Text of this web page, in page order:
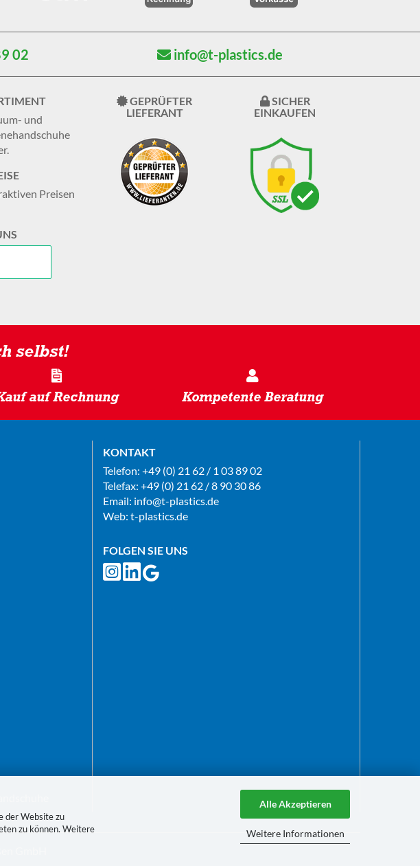
der Website zu
zu können. Weitere
Alle Akzeptieren
Weitere Informationen
02 info@t-plastics.de
und
Preisen
GEPRÜFTER
LIEFERANT
SICHER
EINKAUFEN
selbst!
auf Rechnung Kompetente Beratung
KONTAKT
Telefon: +49 (0) 21 62 / 1 03 89 02
Telefax: +49 (0) 21 62 / 8 90 30 86
Email: info@t-plastics.de
Web: t-plastics.de
FOLGEN SIE UNS